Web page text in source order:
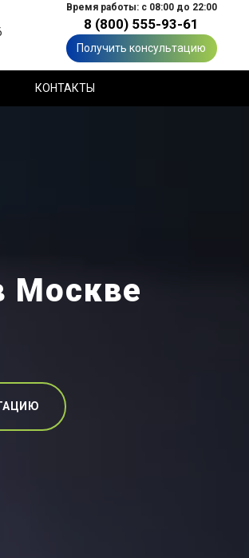
Время работы: с 08:00 до 22:00
8 (800) 555-93-61
Получить консультацию
КОНТАКТЫ
Москве